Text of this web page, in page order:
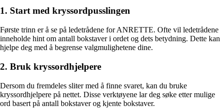
1. Start med kryssordpusslingen
Første trinn er å se på ledetrådene for ANRETTE. Ofte vil ledetrådene
inneholde hint om antall bokstaver i ordet og dets betydning. Dette kan
hjelpe deg med å begrense valgmulighetene dine.
2. Bruk kryssordhjelpere
Dersom du fremdeles sliter med å finne svaret, kan du bruke
kryssordhjelpere på nettet. Disse verktøyene lar deg søke etter mulige
ord basert på antall bokstaver og kjente bokstaver.